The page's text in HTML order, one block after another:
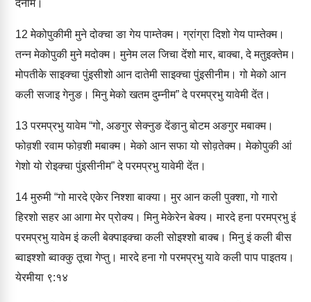
देंनीम।
12 मेकोपुकीमी मुने दोक्‍चा ङा गेय पाम्‍तेक्‍म। ग्रांग्रा दिशो गेय पाम्‍तेक्‍म।
तन्‍न मेकोपुकी मुने मदोक्‍‍म। मुनेम लल जिचा देंशो मार, बाक्‍बा, दे मतुइक्‍ते‍म।
मोपतीके साइक्‍चा पुंइसीशो आन दातेमी साइक्‍चा पुंइसीनीम। गो मेको आन
कली सजाइ गेनुङ। मिनु मेको खतम दुम्‍नीम” दे परमप्रभु यावेमी देंत।
13परमप्रभु यावेम “गो, अङगुर सेक्‍‍नुङ देंङानु बोटम अङगुर मबाक्‍म।
फोव़शी रवाम फोव़शी मबाक्‍म। मेको आन सफा यो सोव़तेक्‍‍म। मेकोपुकी आं
गेशो यो रोइक्‍चा पुंइसीनीम” दे परमप्रभु यावेमी देंत।
14मुरुमी “गो मारदे एकेर निश्‍शा बाक्‍या। मुर आन कली पुक्‍शा, गो गारो
हिरशो सहर आ आगा मेर प्रोक्‍य। मिनु मेकेरेन बेक्‍य। मारदे हना परमप्रभु इं
परमप्रभु यावेम इं कली बेक्‍पाइक्‍चा कली सोइश्‍शो बाक्‍ब। मिनु इं कली बीस
ब्‍वाइश्‍शो ब्‍वाक्‍कु तूचा गेप्‍तु। मारदे हना गो परमप्रभु यावे कली पाप पाइतय।
येरमीया ९:१४